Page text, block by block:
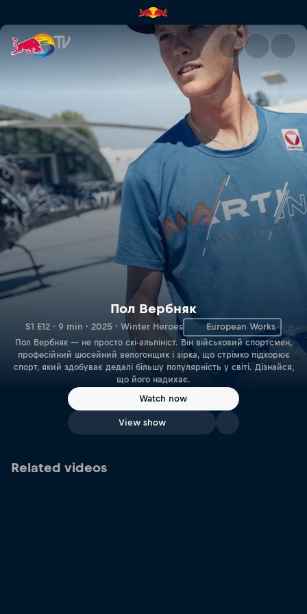
Пол Вербняк | Red Bull TV
Пол Вербняк
S1 E12 · 9 min · 2025 · Winter Heroes European Works
Пол Вербняк — не просто скі-альпініст. Він військовий спортсмен,
професійний шосейний велогонщик і зірка, що стрімко підкорює
спорт, який здобуває дедалі більшу популярність у світі. Дізнайся,
що його надихає.
Watch now
View show
Related videos